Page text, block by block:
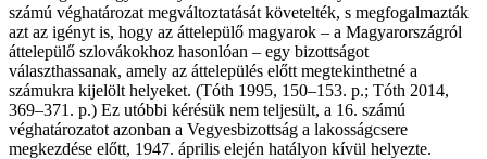
számú véghatározat megváltoztatását követelték, s megfogalmazták
azt az igényt is, hogy az áttelepülő magyarok – a Magyarországról
áttelepülő szlovákokhoz hasonlóan – egy bizottságot
választhassanak, amely az áttelepülés előtt megtekinthetné a
számukra kijelölt helyeket. (Tóth 1995, 150–153. p.; Tóth 2014,
369–371. p.) Ez utóbbi kérésük nem teljesült, a 16. számú
véghatározatot azonban a Vegyesbizottság a lakosságcsere
megkezdése előtt, 1947. április elején hatályon kívül helyezte.